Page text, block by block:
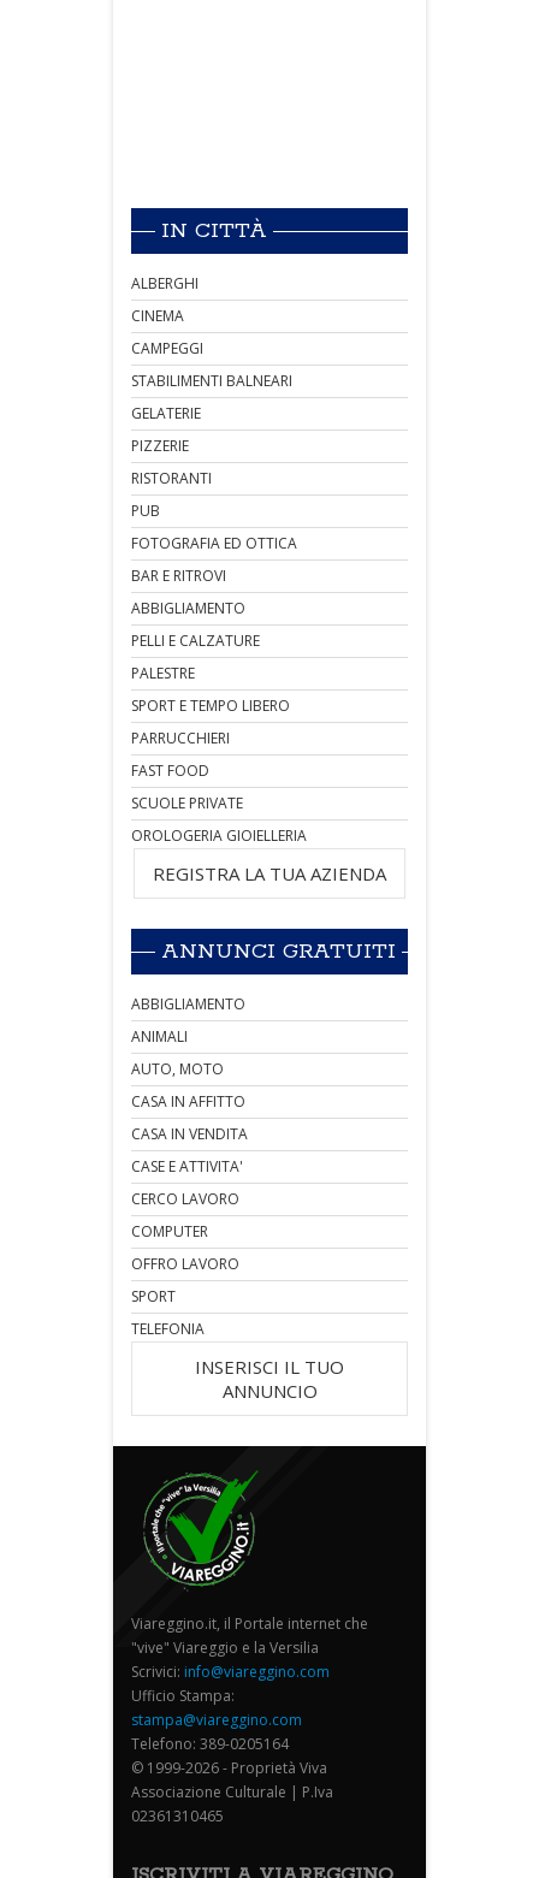
IN CITTÀ
ALBERGHI
CINEMA
CAMPEGGI
STABILIMENTI BALNEARI
GELATERIE
PIZZERIE
RISTORANTI
PUB
FOTOGRAFIA ED OTTICA
BAR E RITROVI
ABBIGLIAMENTO
PELLI E CALZATURE
PALESTRE
SPORT E TEMPO LIBERO
PARRUCCHIERI
FAST FOOD
SCUOLE PRIVATE
OROLOGERIA GIOIELLERIA
REGISTRA LA TUA AZIENDA
ANNUNCI GRATUITI
ABBIGLIAMENTO
ANIMALI
AUTO, MOTO
CASA IN AFFITTO
CASA IN VENDITA
CASE E ATTIVITA'
CERCO LAVORO
COMPUTER
OFFRO LAVORO
SPORT
TELEFONIA
INSERISCI IL TUO
ANNUNCIO
Viareggino.it, il Portale internet che
"vive" Viareggio e la Versilia
Scrivici: info@viareggino.com
Ufficio Stampa:
stampa@viareggino.com
Telefono: 389-0205164
© 1999-2026 - Proprietà Viva
Associazione Culturale | P.Iva
02361310465